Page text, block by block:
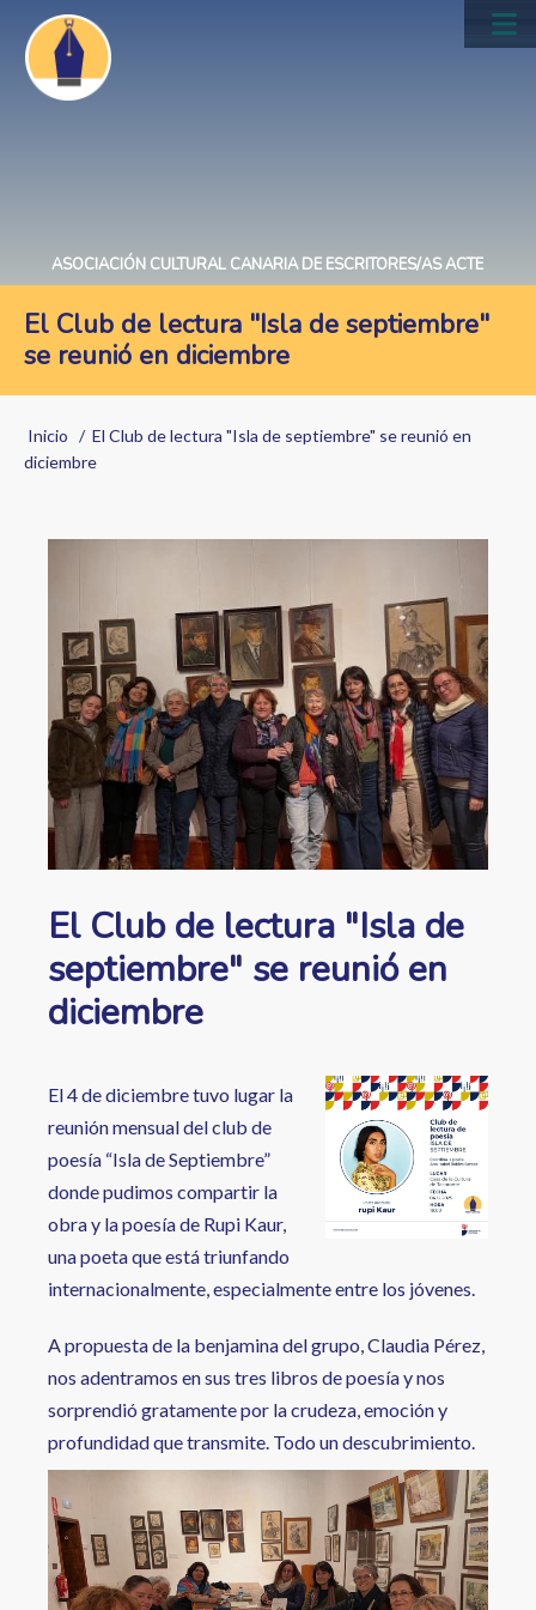
Pasar
contenido
principal
ASOCIACIÓN CULTURAL CANARIA DE ESCRITORES/AS ACTE
El Club de lectura "Isla de septiembre"
se reunió en diciembre
Sobrescribir
enlaces
ayuda
navegación
Inicio
El Club de lectura "Isla de septiembre" se reunió en
diciembre
El Club de lectura "Isla de
septiembre" se reunió en
diciembre
El 4 de diciembre tuvo lugar la
reunión mensual del club de
poesía “Isla de Septiembre”
donde pudimos compartir la
obra y la poesía de Rupi Kaur,
una poeta que está triunfando
internacionalmente, especialmente entre los jóvenes.
A propuesta de la benjamina del grupo, Claudia Pérez,
nos adentramos en sus tres libros de poesía y nos
sorprendió gratamente por la crudeza, emoción y
profundidad que transmite. Todo un descubrimiento.